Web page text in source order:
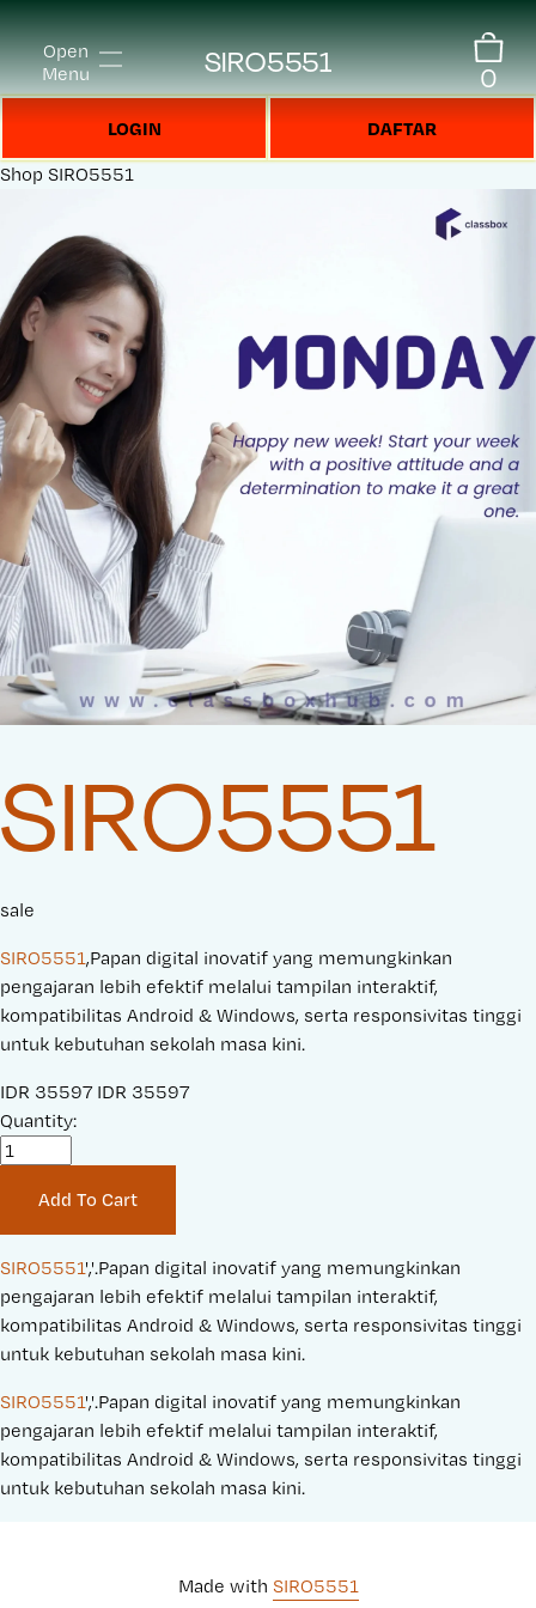
Open
Menu
SIRO5551 0
LOGIN DAFTAR
Shop SIRO5551
SIRO5551
sale
SIRO5551,Papan digital inovatif yang memungkinkan
pengajaran lebih efektif melalui tampilan interaktif,
kompatibilitas Android & Windows, serta responsivitas tinggi
untuk kebutuhan sekolah masa kini.
S
a
r
i
c
e
:
IDR 35597 O
n
a
l
P
r
c
e
:
IDR 35597
Quantity:
Add To Cart
SIRO5551','.Papan digital inovatif yang memungkinkan
pengajaran lebih efektif melalui tampilan interaktif,
kompatibilitas Android & Windows, serta responsivitas tinggi
untuk kebutuhan sekolah masa kini.
SIRO5551','.Papan digital inovatif yang memungkinkan
pengajaran lebih efektif melalui tampilan interaktif,
kompatibilitas Android & Windows, serta responsivitas tinggi
untuk kebutuhan sekolah masa kini.
Made with SIRO5551